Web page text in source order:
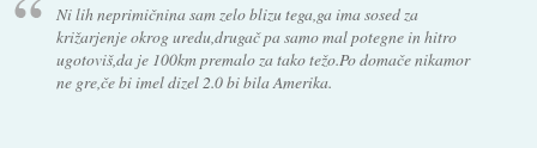
Ni lih neprimičnina sam zelo blizu tega,ga ima sosed za
križarjenje okrog uredu,drugač pa samo mal potegne in hitro
ugotoviš,da je 100km premalo za tako težo.Po domače nikamor
ne gre,če bi imel dizel 2.0 bi bila Amerika.